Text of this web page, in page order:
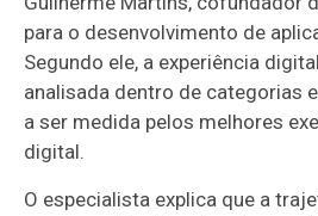
para o desenvolvimento de
Segundo ele, a experiência
analisada dentro de categorias
a ser medida pelos melhores
digital.
O especialista explica que a